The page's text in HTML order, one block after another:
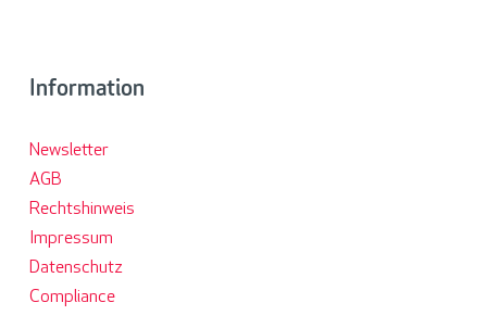
Information
Newsletter
AGB
Rechtshinweis
Impressum
Datenschutz
Compliance